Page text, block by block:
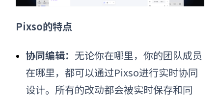
Pixso的特点
协同编辑： 无论你在哪里，你的团队成员
在哪里，都可以通过Pixso进行实时协同
设计。所有的改动都会被实时保存和同